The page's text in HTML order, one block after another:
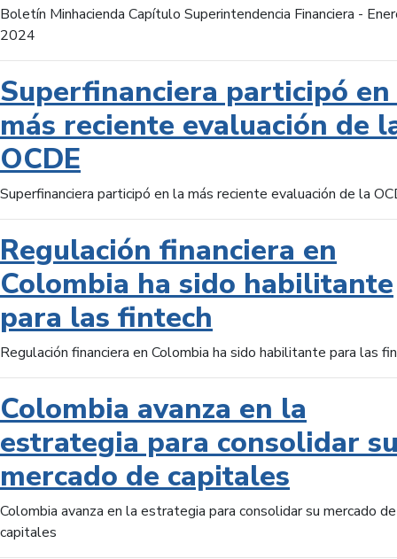
Boletín Minhacienda Capítulo Superintendencia Financiera -
2024
Superfinanciera participó
más reciente evaluación de
OCDE
Superfinanciera participó en la más reciente evaluación de la
Regulación financiera en
Colombia ha sido habilitante
para las fintech
Regulación financiera en Colombia ha sido habilitante para las
Colombia avanza en la
estrategia para consolidar
mercado de capitales
Colombia avanza en la estrategia para consolidar su mercado de
capitales